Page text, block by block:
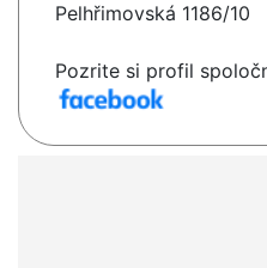
Pelhřimovská 1186/10
Pozrite si profil